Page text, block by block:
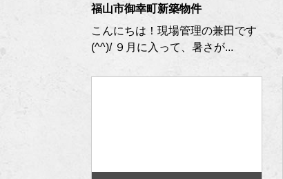
福山市御幸町新築物件
こんにちは！現場管理の兼田です
(^^)/ ９月に入って、暑さが...